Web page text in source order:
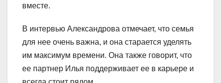
вместе.
В интервью Александрова отмечает, что семья
для нее очень важна, и она старается уделять
им максимум времени. Она также говорит, что
ее партнер Илья поддерживает ее в карьере и